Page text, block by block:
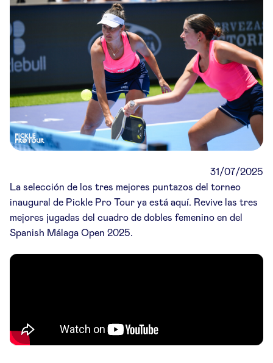
31/07/2025
La selección de los tres mejores puntazos del torneo
inaugural de Pickle Pro Tour ya está aquí. Revive las tres
mejores jugadas del cuadro de dobles femenino en del
Spanish Málaga Open 2025.